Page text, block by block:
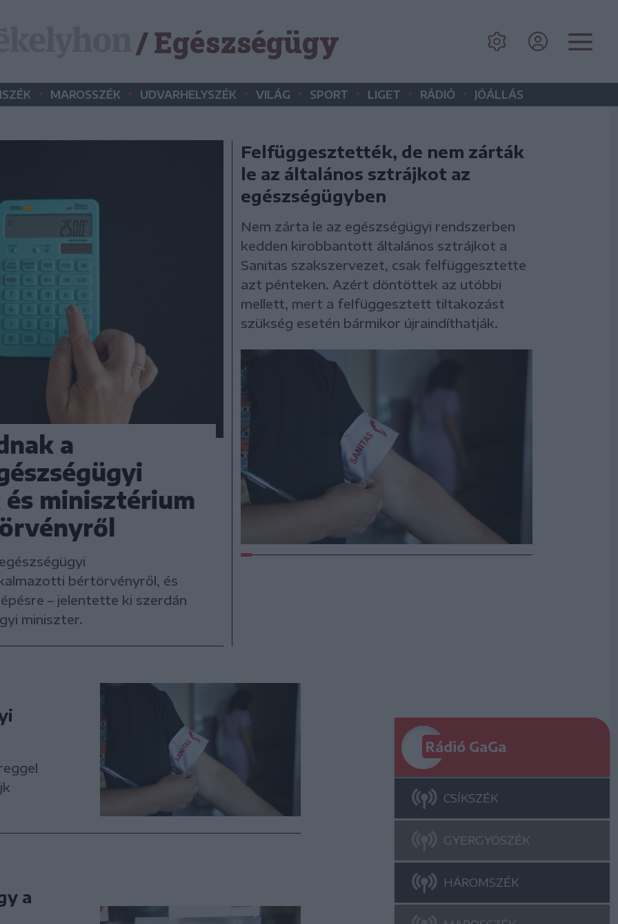
/ Egészségügy
• MAROSSZÉK • UDVARHELYSZÉK • VILÁG • SPORT • LIGET • RÁDIÓ • JÓÁLLÁS
a
minisztérium
bértörvényről, és
– jelentette ki szerdán
miniszter.
Felfüggesztették, de nem zárták
le az általános sztrájkot az
egészségügyben
Nem zárta le az egészségügyi rendszerben
kedden kirobbantott általános sztrájkot a
Sanitas szakszervezet, csak felfüggesztette
azt pénteken. Azért döntöttek az utóbbi
mellett, mert a felfüggesztett tiltakozást
szükség esetén bármikor újraindíthatják.
a
Rádió GaGa
CSÍKSZÉK
GYERGYÓSZÉK
HÁROMSZÉK